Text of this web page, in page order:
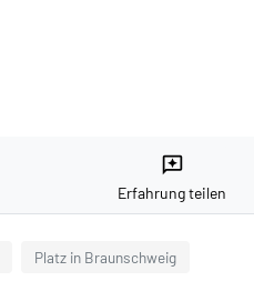
reviews
Erfahrung teilen
Platz in Braunschweig